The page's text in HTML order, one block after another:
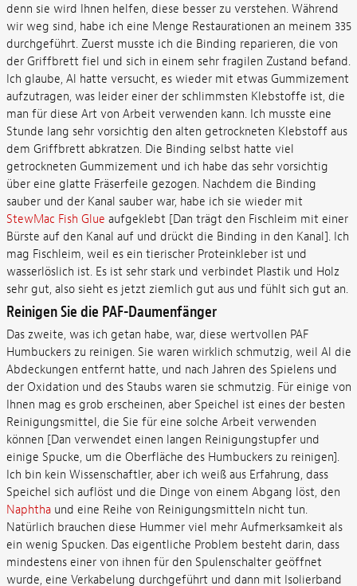
denn sie wird Ihnen helfen, diese besser zu verstehen. Während
wir weg sind, habe ich eine Menge Restaurationen an meinem 335
durchgeführt. Zuerst musste ich die Binding reparieren, die von
der Griffbrett fiel und sich in einem sehr fragilen Zustand befand.
Ich glaube, Al hatte versucht, es wieder mit etwas Gummizement
aufzutragen, was leider einer der schlimmsten Klebstoffe ist, die
man für diese Art von Arbeit verwenden kann. Ich musste eine
Stunde lang sehr vorsichtig den alten getrockneten Klebstoff aus
dem Griffbrett abkratzen. Die Binding selbst hatte viel
getrockneten Gummizement und ich habe das sehr vorsichtig
über eine glatte Fräserfeile gezogen. Nachdem die Binding
sauber und der Kanal sauber war, habe ich sie wieder mit
StewMac Fish Glue aufgeklebt [Dan trägt den Fischleim mit einer
Bürste auf den Kanal auf und drückt die Binding in den Kanal]. Ich
mag Fischleim, weil es ein tierischer Proteinkleber ist und
wasserlöslich ist. Es ist sehr stark und verbindet Plastik und Holz
sehr gut, also sieht es jetzt ziemlich gut aus und fühlt sich gut an.
Reinigen Sie die PAF-Daumenfänger
Das zweite, was ich getan habe, war, diese wertvollen PAF
Humbuckers zu reinigen. Sie waren wirklich schmutzig, weil Al die
Abdeckungen entfernt hatte, und nach Jahren des Spielens und
der Oxidation und des Staubs waren sie schmutzig. Für einige von
Ihnen mag es grob erscheinen, aber Speichel ist eines der besten
Reinigungsmittel, die Sie für eine solche Arbeit verwenden
können [Dan verwendet einen langen Reinigungstupfer und
einige Spucke, um die Oberfläche des Humbuckers zu reinigen].
Ich bin kein Wissenschaftler, aber ich weiß aus Erfahrung, dass
Speichel sich auflöst und die Dinge von einem Abgang löst, den
Naphthaund eine Reihe von Reinigungsmitteln nicht tun.
Natürlich brauchen diese Hummer viel mehr Aufmerksamkeit als
ein wenig Spucken. Das eigentliche Problem besteht darin, dass
mindestens einer von ihnen für den Spulenschalter geöffnet
wurde, eine Verkabelung durchgeführt und dann mit Isolierband